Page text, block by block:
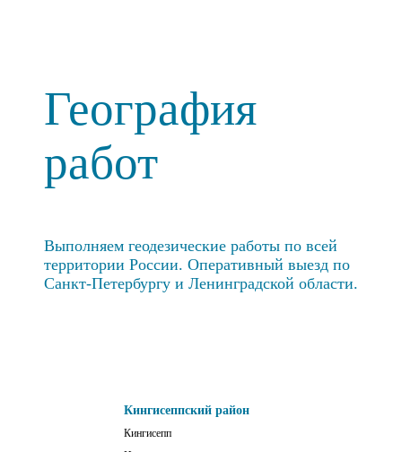
География
работ
Выполняем геодезические работы по всей
территории России. Оперативный выезд по
Санкт-Петербургу и Ленинградской области.
Кингисеппский район
Кингисепп